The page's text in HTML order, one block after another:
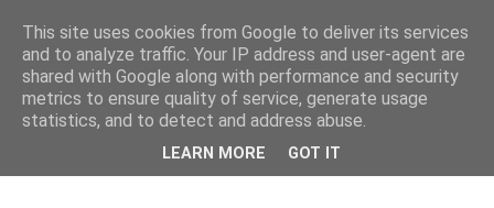
This site uses cookies from Google to deliver its services
and to analyze traffic. Your IP address and user-agent are
shared with Google along with performance and security
metrics to ensure quality of service, generate usage
statistics, and to detect and address abuse.
LEARN MORE GOT IT